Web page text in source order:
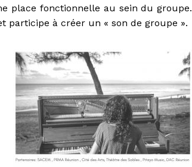
place fonctionnelle au sein du groupe.
participe à créer un « son de groupe ».